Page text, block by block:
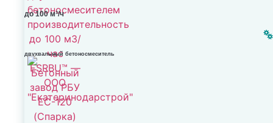
до 100 м³/ч
двухвальный бетоносмеситель